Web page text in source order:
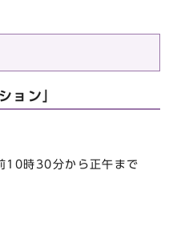
ョン」
時30分から正午まで